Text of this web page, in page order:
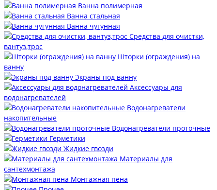
Ванна полимерная
Ванна стальная
Ванна чугунная
Средства для очистки,
вантуз,трос
Шторки (ограждения) на
ванну
Экраны под ванну
Аксессуары для
водонагревателей
Водонагреватели
накопительные
Водонагреватели проточные
Герметики
Жидкие гвозди
Материалы для
сантехмонтажа
Монтажная пена